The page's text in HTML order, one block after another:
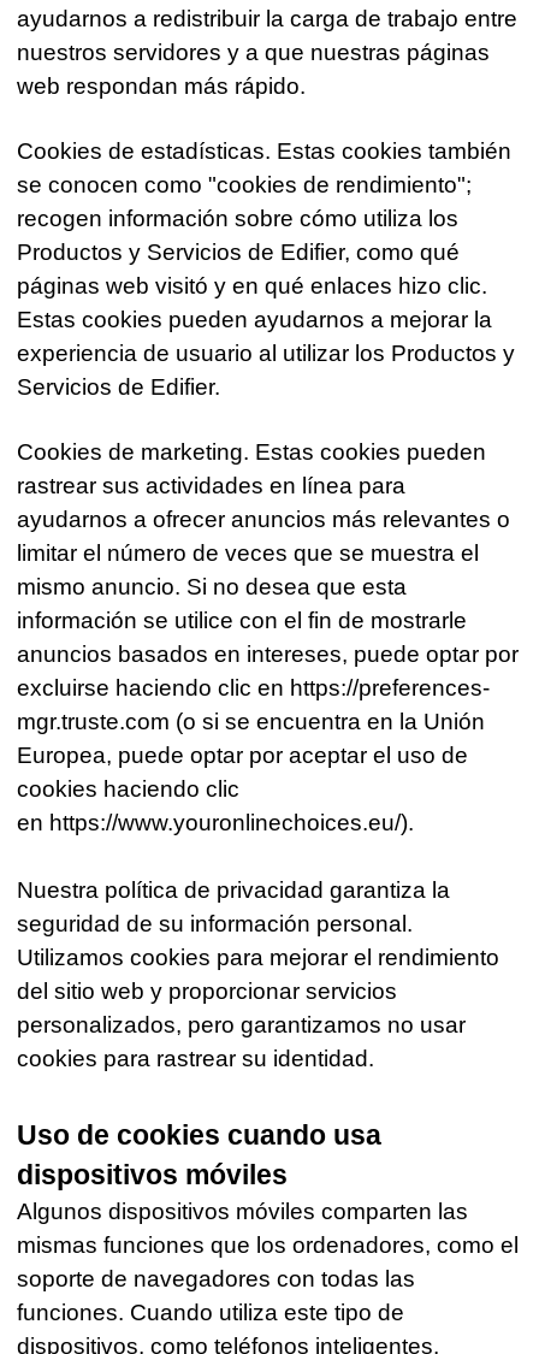
ayudarnos a redistribuir la carga de trabajo entre
nuestros servidores y a que nuestras páginas
web respondan más rápido.
Cookies de estadísticas. Estas cookies también
se conocen como "cookies de rendimiento";
recogen información sobre cómo utiliza los
Productos y Servicios de Edifier, como qué
páginas web visitó y en qué enlaces hizo clic.
Estas cookies pueden ayudarnos a mejorar la
experiencia de usuario al utilizar los Productos y
Servicios de Edifier.
Cookies de marketing. Estas cookies pueden
rastrear sus actividades en línea para
ayudarnos a ofrecer anuncios más relevantes o
limitar el número de veces que se muestra el
mismo anuncio. Si no desea que esta
información se utilice con el fin de mostrarle
anuncios basados en intereses, puede optar por
excluirse haciendo clic en https://preferences-
mgr.truste.com (o si se encuentra en la Unión
Europea, puede optar por aceptar el uso de
cookies haciendo clic
en https://www.youronlinechoices.eu/).
Nuestra política de privacidad garantiza la
seguridad de su información personal.
Utilizamos cookies para mejorar el rendimiento
del sitio web y proporcionar servicios
personalizados, pero garantizamos no usar
cookies para rastrear su identidad.
Uso de cookies cuando usa
dispositivos móviles
Algunos dispositivos móviles comparten las
mismas funciones que los ordenadores, como el
soporte de navegadores con todas las
funciones. Cuando utiliza este tipo de
dispositivos, como teléfonos inteligentes,